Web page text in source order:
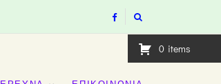
0 items